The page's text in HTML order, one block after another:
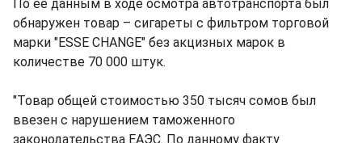
По ее данным в ходе осмотра автотранспорта был
обнаружен товар – сигареты с фильтром торговой
марки "ESSE CHANGE" без акцизных марок в
количестве 70 000 штук.
"Товар общей стоимостью 350 тысяч сомов был
ввезен с нарушением таможенного
законодательства ЕАЭС. По данному факту